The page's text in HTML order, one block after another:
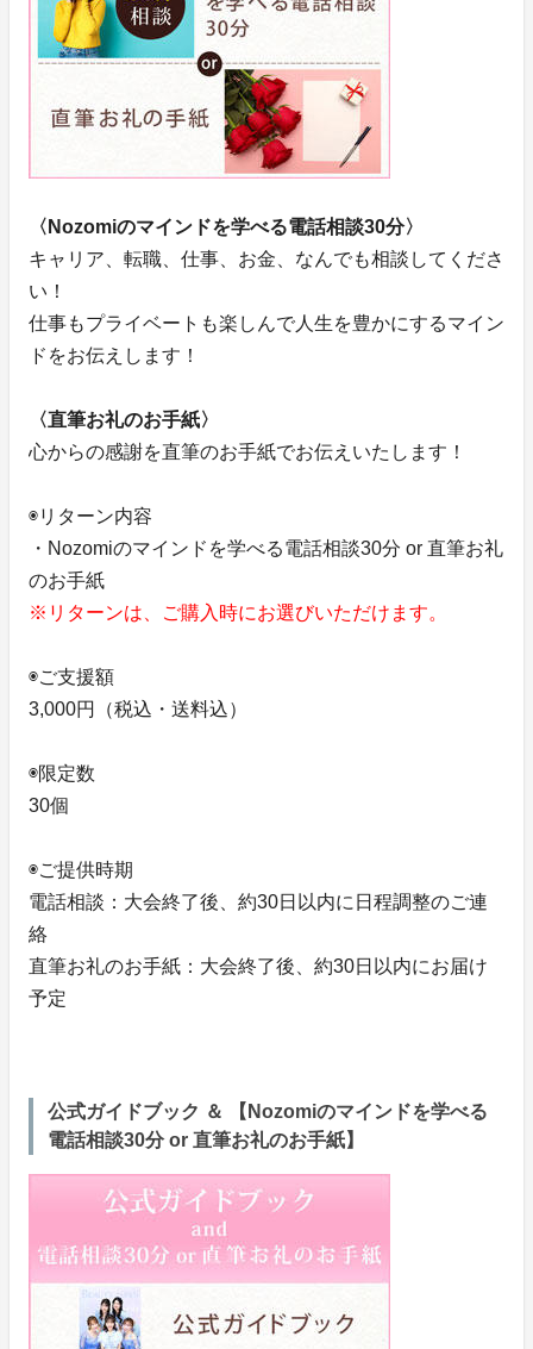
〈Nozomiのマインドを学べる電話相談30分〉
キャリア、転職、仕事、お金、なんでも相談してくださ
い！
仕事もプライベートも楽しんで人生を豊かにするマイン
ドをお伝えします！
〈直筆お礼のお手紙〉
心からの感謝を直筆のお手紙でお伝えいたします！
◉リターン内容
・Nozomiのマインドを学べる電話相談30分 or 直筆お礼
のお手紙
※リターンは、ご購入時にお選びいただけます。
◉ご支援額
3,000円（税込・送料込）
◉限定数
30個
◉ご提供時期
電話相談：大会終了後、約30日以内に日程調整のご連
絡
直筆お礼のお手紙：大会終了後、約30日以内にお届け
予定
公式ガイドブック ＆ 【Nozomiのマインドを学べる
電話相談30分 or 直筆お礼のお手紙】